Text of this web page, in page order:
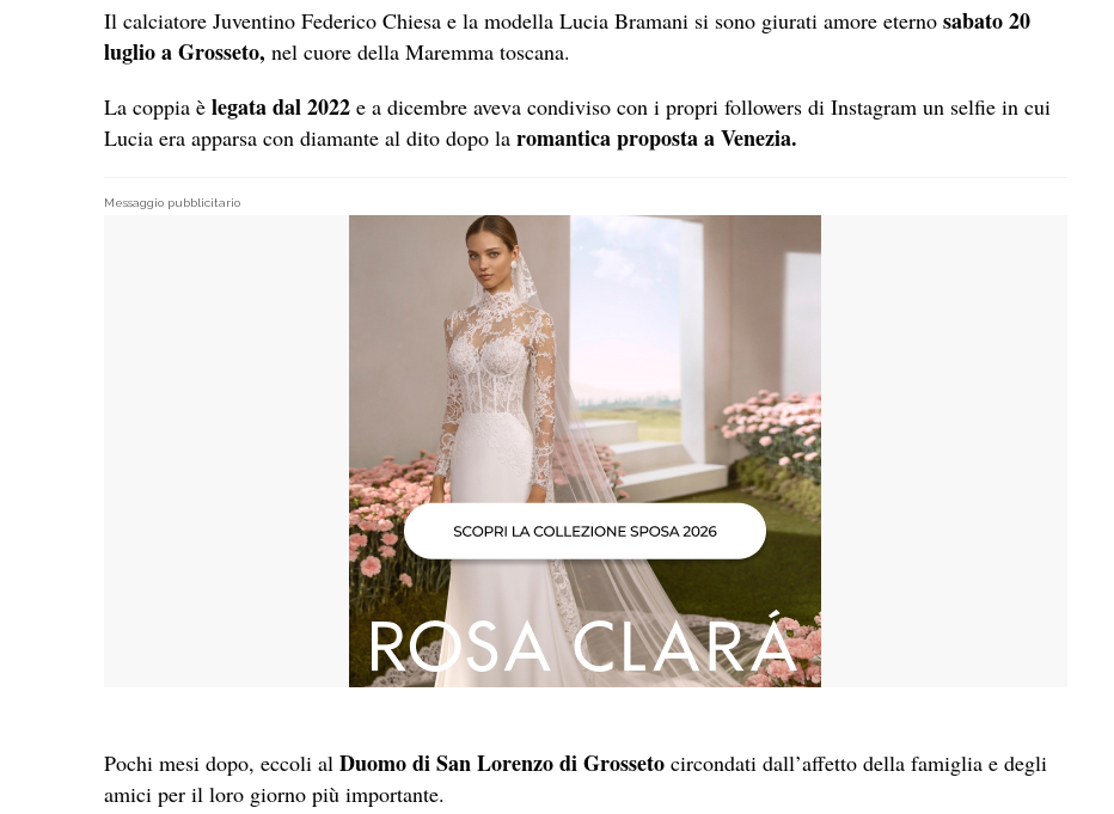
Il calciatore Juventino Federico Chiesa e la modella Lucia Bramani si sono giurati amore eterno sabato 20
luglio a Grosseto, nel cuore della Maremma toscana.
La coppia è legata dal 2022 e a dicembre aveva condiviso con i propri followers di Instagram un selfie in cui
Lucia era apparsa con diamante al dito dopo la romantica proposta a Venezia.
Messaggio pubblicitario
Pochi mesi dopo, eccoli al Duomo di San Lorenzo di Grosseto circondati dall’affetto della famiglia e degli
amici per il loro giorno più importante.